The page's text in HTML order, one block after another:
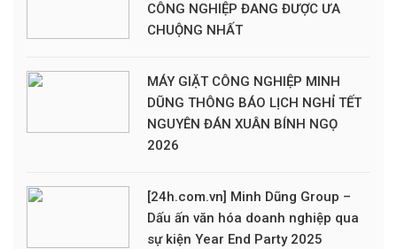
CÔNG NGHIỆP ĐANG ĐƯỢC ƯA
CHUỘNG NHẤT
MÁY GIẶT CÔNG NGHIỆP MINH
DŨNG THÔNG BÁO LỊCH NGHỈ TẾT
NGUYÊN ĐÁN XUÂN BÍNH NGỌ
2026
[24h.com.vn] Minh Dũng Group –
Dấu ấn văn hóa doanh nghiệp qua
sự kiện Year End Party 2025